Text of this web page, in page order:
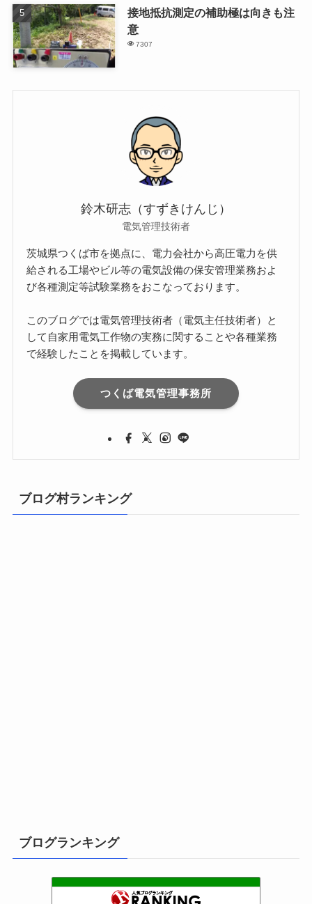
接地抵抗測定の補助極は向きも注
意
7307
鈴木研志（すずきけんじ）
電気管理技術者
茨城県つくば市を拠点に、電力会社から高圧電力を供
給される工場やビル等の電気設備の保安管理業務およ
び各種測定等試験業務をおこなっております。
このブログでは電気管理技術者（電気主任技術者）と
して自家用電気工作物の実務に関することや各種業務
で経験したことを掲載しています。
つくば電気管理事務所
ブログ村ランキング
ブログランキング